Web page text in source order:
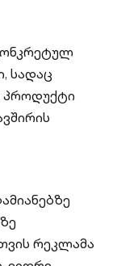
სადაც
რეკლამა